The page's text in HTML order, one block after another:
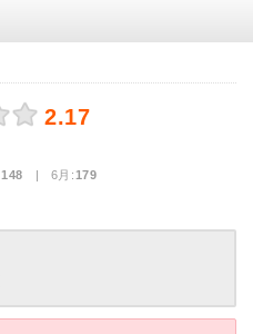
2.17
148 | 6月:179